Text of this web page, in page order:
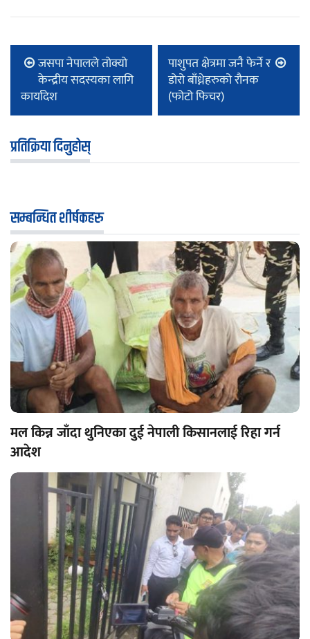
जसपा नेपालले तोक्यो
केन्द्रीय सदस्यका लागि
कार्यादेश
पाशुपत क्षेत्रमा जनै फेर्ने र
डोरो बाँध्नेहरुको राैनक
(फोटो फिचर)
प्रतिक्रिया दिनुहोस्
सम्बन्धित शीर्षकहरु
मल किन्न जाँदा थुनिएका दुई नेपाली किसानलाई रिहा गर्न
आदेश